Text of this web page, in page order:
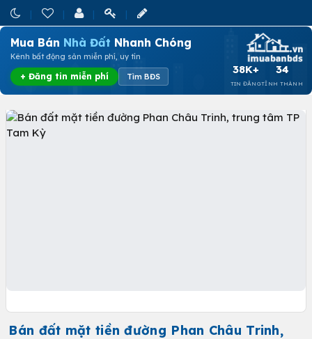
Mua Bán Nhà Đất Nhanh Chóng
Kênh bất động sản miễn phí, uy tín
+ Đăng tin miễn phí Tìm BĐS
38K+
TIN ĐĂNG
34
TỈNH THÀNH
Bán đất mặt tiền đường Phan Châu Trinh,